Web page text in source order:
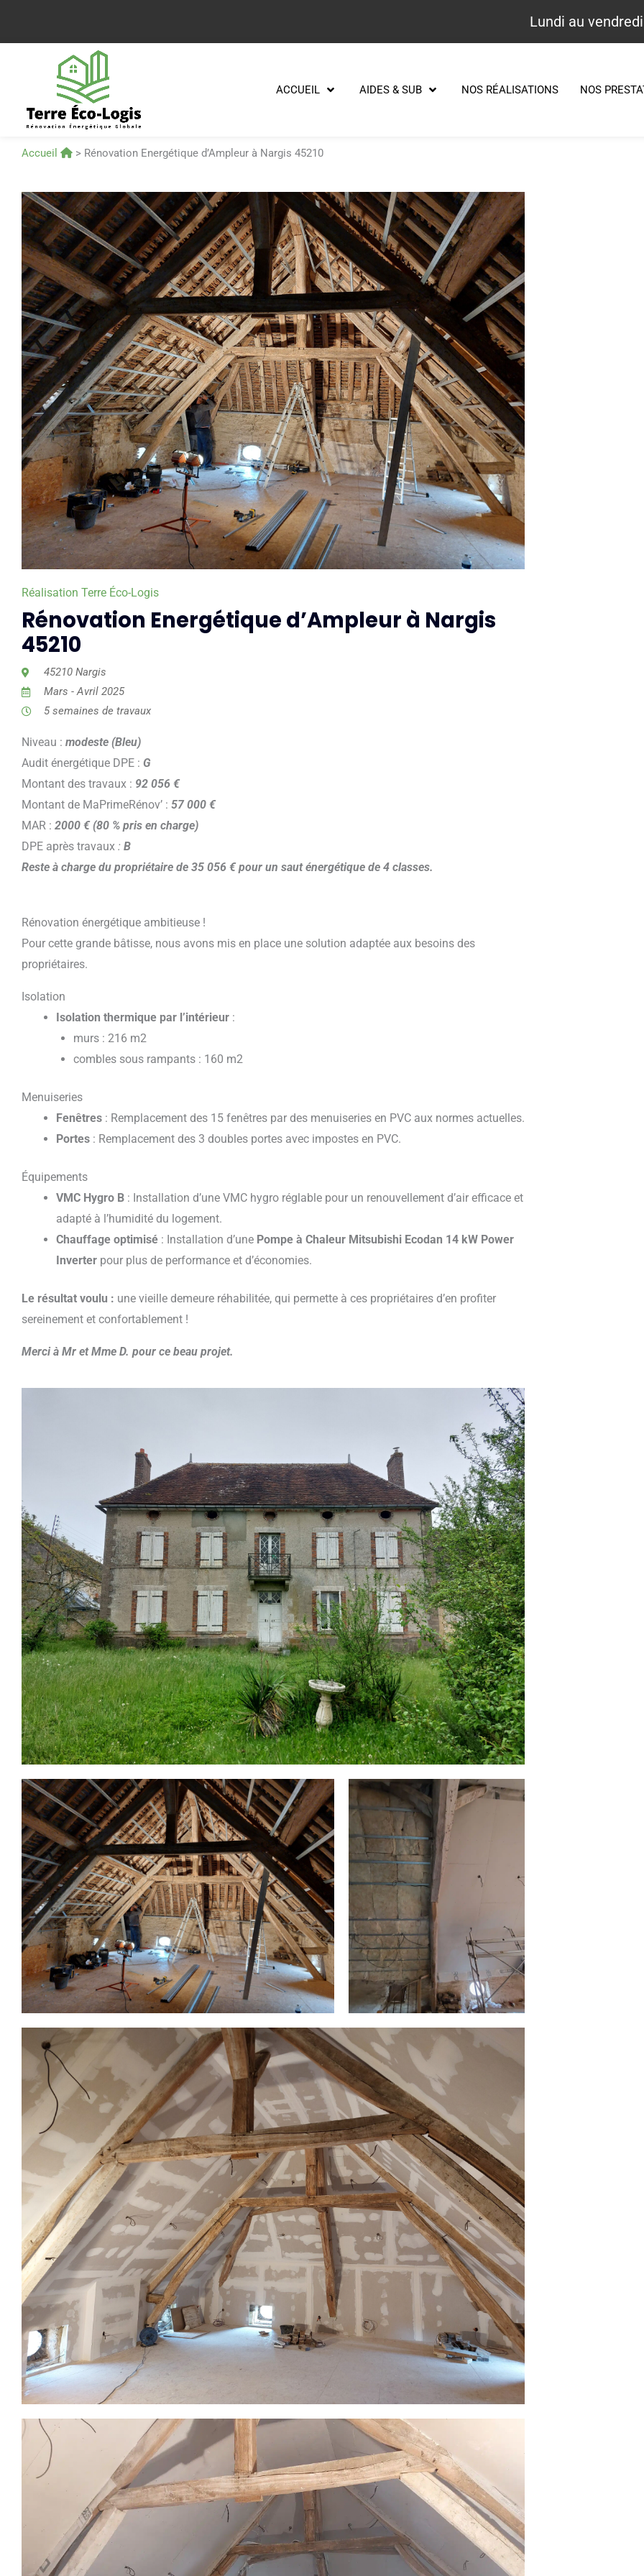
Lundi au
ACCUEIL AIDES & SUB NOS RÉALISATIONS NOS
Accueil > Rénovation Energétique d’Ampleur à Nargis 45210
Réalisation Terre Éco-Logis
Rénovation Energétique d’Ampleur à Nargis
45210
45210 Nargis
Mars - Avril 2025
5 semaines de travaux
Niveau : modeste (Bleu)
Audit énergétique DPE : G
Montant des travaux : 92 056 €
Montant de MaPrimeRénov’ : 57 000 €
MAR : 2000 € (80 % pris en charge)
DPE après travaux : B
Reste à charge du propriétaire de 35 056 € pour un saut énergétique de 4 classes.
Rénovation énergétique ambitieuse !
Pour cette grande bâtisse, nous avons mis en place une solution adaptée aux besoins des
propriétaires.
Isolation
Isolation thermique par l’intérieur :
murs : 216 m2
combles sous rampants : 160 m2
Menuiseries
Fenêtres : Remplacement des 15 fenêtres par des menuiseries en PVC aux normes actuelles.
Portes : Remplacement des 3 doubles portes avec impostes en PVC.
Équipements
VMC Hygro B : Installation d’une VMC hygro réglable pour un renouvellement d’air efficace et
adapté à l’humidité du logement.
Chauffage optimisé : Installation d’une Pompe à Chaleur Mitsubishi Ecodan 14 kW Power
Inverter pour plus de performance et d’économies.
Le résultat voulu : une vieille demeure réhabilitée, qui permette à ces propriétaires d’en profiter
sereinement et confortablement !
Merci à Mr et Mme D. pour ce beau projet.